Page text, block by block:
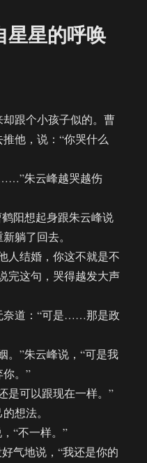
星星的呼唤
跟个小孩子似的。曹
他，说：“你哭什么
朱云峰越哭越伤
想起身跟朱云峰说
躺了回去。
结婚，你这不就是不
完这句，哭得越发大声
道：“可是……那是政
”朱云峰说，“可是我
。”
可以跟现在一样。”
想法。
“不一样。”
气地说，“我还是你的